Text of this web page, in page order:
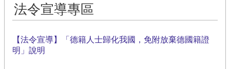
法令宣導專區
【法令宣導】「德籍人士歸化我國，免附放棄德國籍證
明」說明